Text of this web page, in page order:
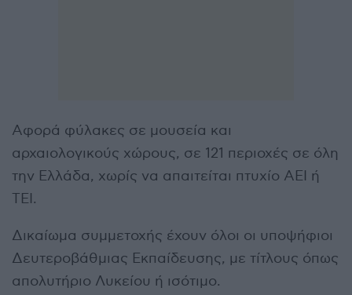
Αφορά φύλακες σε μουσεία και
αρχαιολογικούς χώρους, σε 121 περιοχές σε όλη
την Ελλάδα, χωρίς να απαιτείται πτυχίο ΑΕΙ ή
ΤΕΙ.
Δικαίωμα συμμετοχής έχουν όλοι οι υποψήφιοι
Δευτεροβάθμιας Εκπαίδευσης, με τίτλους όπως
απολυτήριο Λυκείου ή ισότιμο.